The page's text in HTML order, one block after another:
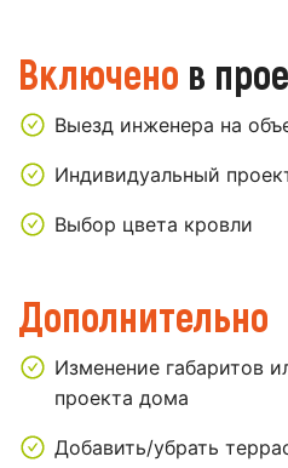
Включено в
Выезд инженера на
Индивидуальный
Выбор цвета кровли
Дополнительно
Изменение габаритов
проекта дома
Добавить/убрать